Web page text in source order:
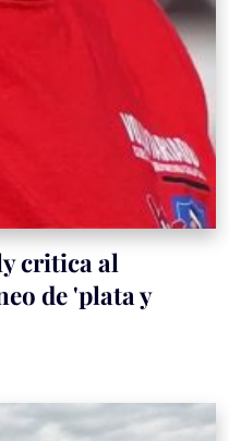
critica al
de 'plata y